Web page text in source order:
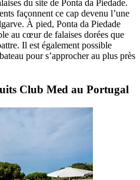
du site de Ponta da Piedade.
façonnent ce cap devenu l’une
À pied, Ponta da Piedade
au cœur de falaises dorées que
Il est également possible
pour s’approcher au plus près
Club Med au Portugal